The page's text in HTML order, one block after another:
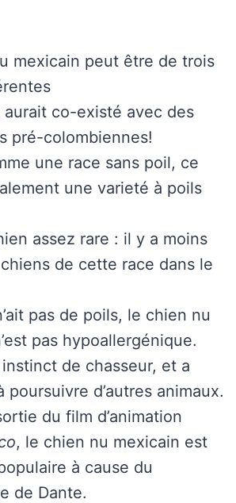
mexicain peut être de trois
aurait co-existé avec des
pré-colombiennes!
une race sans poil, ce
une varieté à poils
assez rare : il y a moins
de cette race dans le
pas de poils, le chien nu
pas hypoallergénique.
de chasseur, et a
poursuivre d’autres animaux.
du film d’animation
, le chien nu mexicain est
à cause du
de Dante.